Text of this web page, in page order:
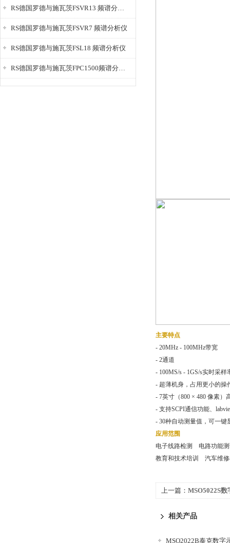
RS德国罗德与施瓦茨FSVR13 频谱分析仪
RS德国罗德与施瓦茨FSVR7 频谱分析仪
RS德国罗德与施瓦茨FSL18 频谱分析仪
RS德国罗德与施瓦茨FPC1500频谱分析仪
主要特点
- 20MHz - 100MHz带宽
- 2通道
- 100MS/s - 1GS/s实时采样
- 超薄机身，占用更小的操
- 7英寸（800 × 480 像素）
- 支持SCPI通信功能、
- 30种自动测量值，可一键
应用范围
电子线路检测 电路功能
教育和技术培训 汽车维
上一篇： MSO5022S数
相关产品
MSO2022B泰克数字